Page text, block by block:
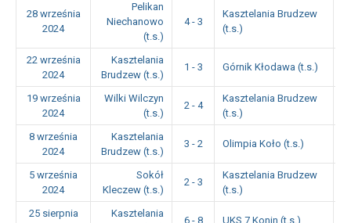
28 września
2024
Pelikan
Niechanowo
(t.s.)
4 - 3
Kasztelania Brudzew
(t.s.)
22 września
2024
Kasztelania
Brudzew (t.s.)
1 - 3 Górnik Kłodawa (t.s.)
19 września
2024
Wilki Wilczyn
(t.s.)
2 - 4
Kasztelania Brudzew
(t.s.)
8 września
2024
Kasztelania
Brudzew (t.s.)
3 - 2 Olimpia Koło (t.s.)
5 września
2024
Sokół
Kleczew (t.s.)
2 - 3
Kasztelania Brudzew
(t.s.)
25 sierpnia
Kasztelania
6 - 8 UKS 7 Konin (t.s.)